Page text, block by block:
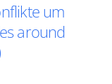
um
around